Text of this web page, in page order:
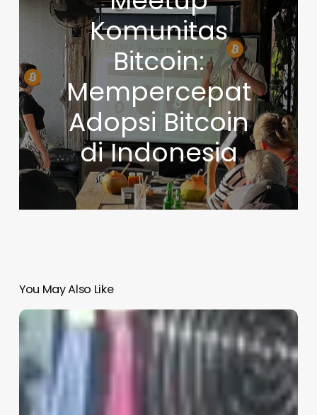
Komunitas
Bitcoin:
Mempercepat
Adopsi Bitcoin
di Indonesia
You May Also Like